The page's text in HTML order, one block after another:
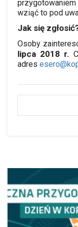
wziąć to pod
Jak się
Osoby
lipca 2018 r.
adres